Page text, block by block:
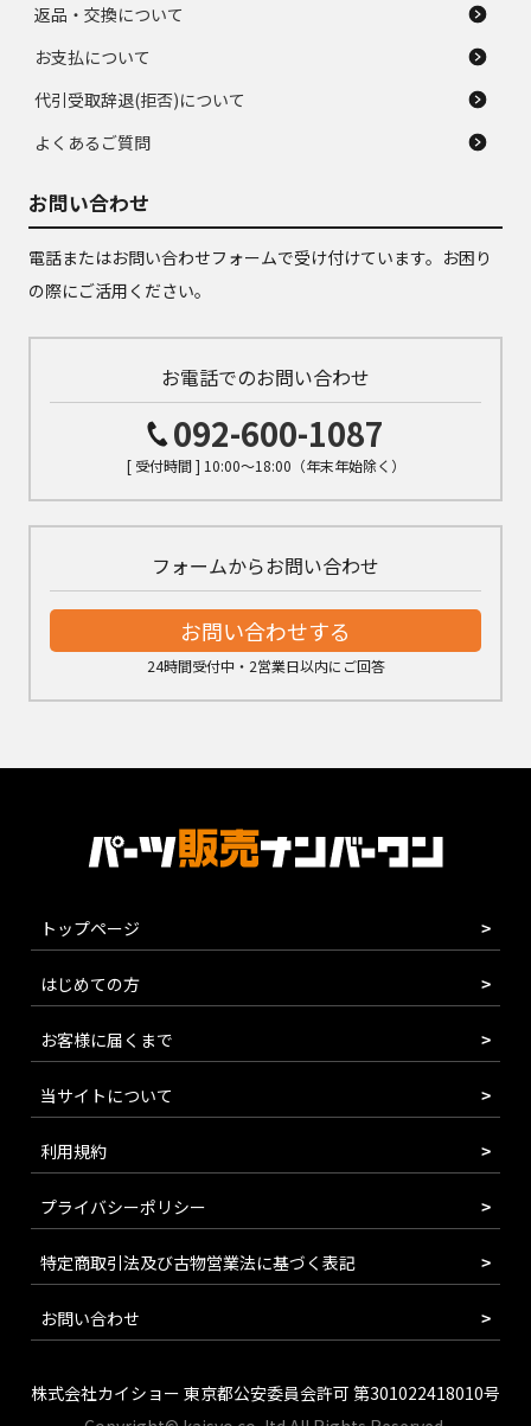
返品・交換について
お支払について
代引受取辞退(拒否)について
よくあるご質問
お問い合わせ
電話またはお問い合わせフォームで受け付けています。お困り
の際にご活用ください。
お電話でのお問い合わせ
092-600-1087
[ 受付時間 ] 10:00～18:00（年末年始除く）
フォームからお問い合わせ
お問い合わせする
24時間受付中・2営業日以内にご回答
トップページ
はじめての方
お客様に届くまで
当サイトについて
利用規約
プライバシーポリシー
特定商取引法及び古物営業法に基づく表記
お問い合わせ
株式会社カイショー 東京都公安委員会許可 第301022418010号